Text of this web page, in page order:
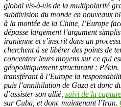
global vis-à-vis de la multipolarité
subdivision du monde en nouveaux
à la montée de la Chine, l’Europe
dépasse largement l’argument
iranienne et s’inscrit dans un
cherchent à se libérer des points de
concentrer leurs moyens sur ce qui
géopolitiquement structurant :
transférant à l’Europe la
puis l’annihilation de Gaza et donc
d’assister son allié, suivi de la
sur Cuba, et donc maintenant l’Iran.